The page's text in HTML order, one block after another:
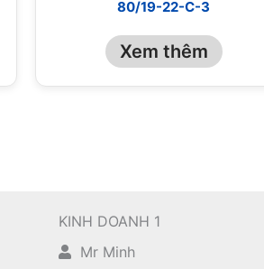
80/19-22-C-3
Xem thêm
KINH DOANH 1
Mr Minh